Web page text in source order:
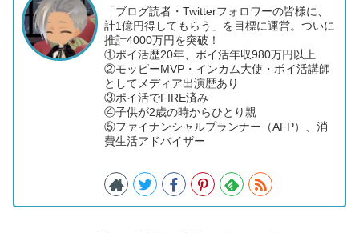
「ブログ読者・Twitterフォロワーの皆様に、
計1億円得してもらう」を目標に運営。ついに
推計4000万円を突破！
①ポイ活歴20年、ポイ活年収980万円以上
②モッピーMVP・インカム大使・ポイ活講師
としてメディア出演歴あり
③ポイ活でFIRE済み
④子供が2歳の時からひとり親
⑤ファイナンシャルプランナー（AFP）、消
費生活アドバイザー